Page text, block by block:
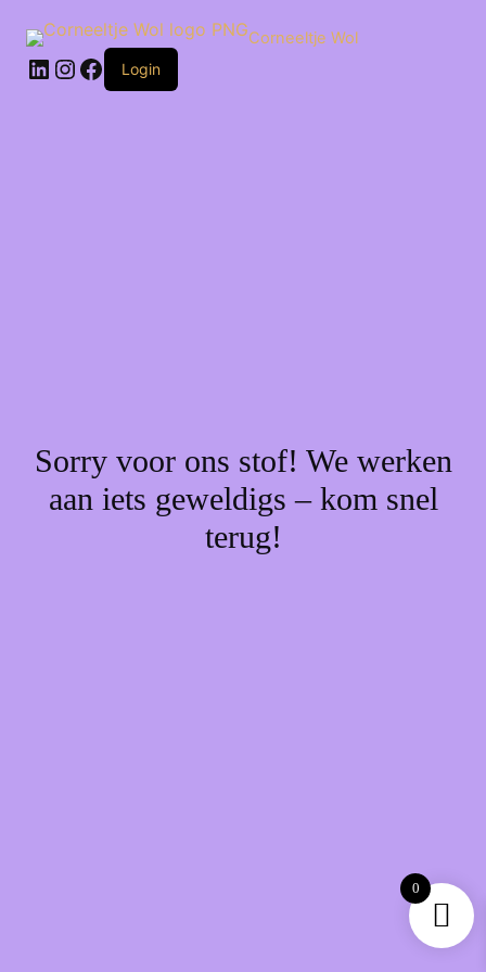
naar
inhoud
Corneeltje Wol
LinkedIn
Instagram
Facebook
Login
Sorry voor ons stof! We werken
aan iets geweldigs – kom snel
terug!
0